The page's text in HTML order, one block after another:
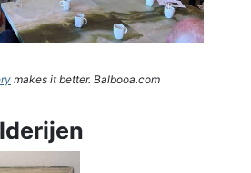
makes it better. Balbooa.com